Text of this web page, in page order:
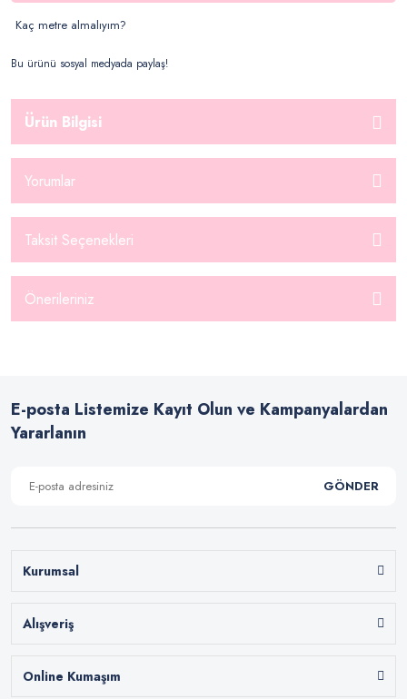
Kaç metre almalıyım?
Bu ürünü sosyal medyada paylaş!
Ürün Bilgisi
Yorumlar
Taksit Seçenekleri
Önerileriniz
E-posta Listemize Kayıt Olun ve Kampanyalardan
Yararlanın
GÖNDER
Kurumsal
Alışveriş
Online Kumaşım